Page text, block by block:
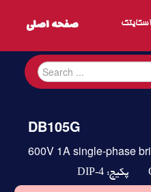
اسکایتک
DB105G
600V 1A single-phase
پکیج: DIP-4